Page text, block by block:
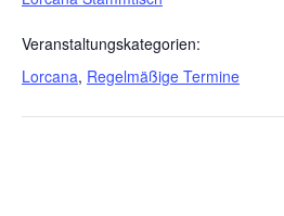
Veranstaltungskategorien:
Lorcana, Regelmäßige Termine